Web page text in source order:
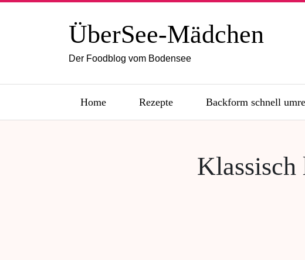
ÜberSee-Mädchen
Der Foodblog vom Bodensee
Home Rezepte Backform schnell
Klassisch